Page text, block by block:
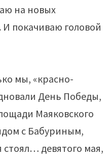
на новых
И покачиваю головой
мы, «красно-
День Победы,
Маяковского
с Бабуриным,
девятого мая,